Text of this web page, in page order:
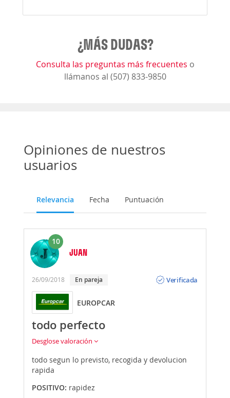
¿MÁS DUDAS?
Consulta las preguntas más frecuentes o
llámanos al (507) 833-9850
Opiniones de nuestros
usuarios
Relevancia Fecha Puntuación
10
JUAN
26/09/2018 En pareja
Verificada
EUROPCAR
todo perfecto
Desglose valoración
todo segun lo previsto, recogida y devolucion
rapida
POSITIVO: rapidez